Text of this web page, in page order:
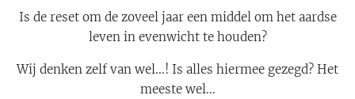
Is de reset om de zoveel jaar een middel om het aardse
leven in evenwicht te houden?
Wij denken zelf van wel...! Is alles hiermee gezegd? Het
meeste wel...